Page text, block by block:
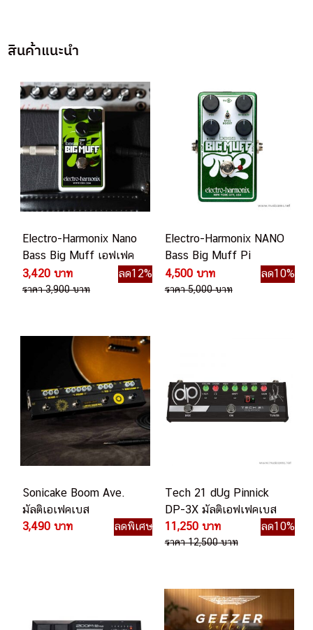
สินค้าแนะนำ
Electro-Harmonix Nano
Bass Big Muff เอฟเฟค
เบส
3,420 บาท ลด12%
ราคา 3,900 บาท
Electro-Harmonix NANO
Bass Big Muff Pi
2 เอฟเฟคเบส
4,500 บาท ลด10%
ราคา 5,000 บาท
Sonicake Boom Ave.
มัลติเอเฟคเบส
3,490 บาท
ลดพิเศษ
Tech 21 dUg Pinnick
DP-3X มัลติเอฟเฟคเบส
11,250 บาท
ลด10%
ราคา 12,500 บาท